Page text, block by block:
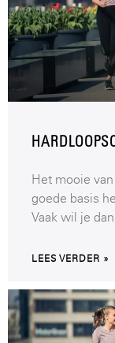
Het mooie
goede basis
Vaak wil je
LEES VERDER »